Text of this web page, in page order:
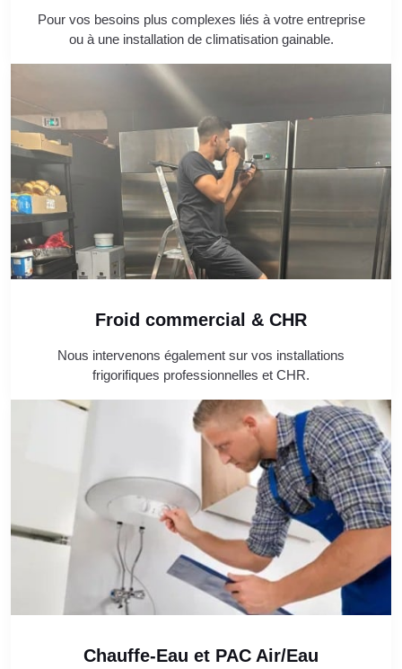
Pour vos besoins plus complexes liés à votre entreprise
ou à une installation de climatisation gainable.
Froid commercial & CHR
Nous intervenons également sur vos installations
frigorifiques professionnelles et CHR.
Chauffe-Eau et PAC Air/Eau